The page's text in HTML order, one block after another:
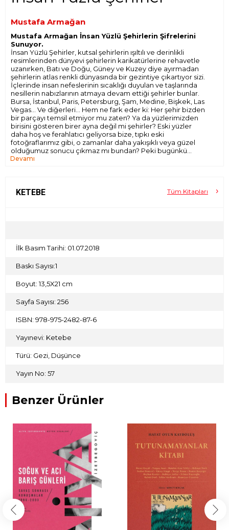
Mustafa Armağan
Mustafa Armağan İnsan Yüzlü Şehirlerin Şifrelerini
Sunuyor.
İnsan Yüzlü Şehirler, kutsal şehirlerin ışıltılı ve derinlikli
resimlerinden dünyevi şehirlerin karikatürlerine rehavetle
uzanırken, Batı ve Doğu, Güney ve Kuzey diye ayırmadan
şehirlerin atlas renkli dünyasında bir gezintiye çıkartıyor sizi.
İçlerinde insan nefeslerinin sıcaklığı duyulan ve taşlarında
nesillerin nabızlarının atmaya devam ettiği şehirler bunlar.
Bursa, İstanbul, Paris, Petersburg, Şam, Medine, Bişkek, Las
Vegas… Ve diğerleri… Hem ne fark eder ki: Her şehir bizden
bir parçayı temsil etmiyor mu zaten? Ya da yüzlerimizden
birisini gösteren birer ayna değil mi şehirler? Eski yüzler
daha hoş ve ferahlatıcı geliyorsa bize, tıpkı eski
fotoğraflarımız gibi, o zamanlar daha yakışıklı veya güzel
olduğumuz sonucu çıkmaz mı bundan? Peki bugünkü
resimlerimiz kimi temsil ediyor dersiniz? Bir başkasını mı?
şehirleri “unutma kültürü”nün pençelerine teslim olmaktan
Devamı
KETEBE Tüm Kitapları
İlk Basım Tarihi: 01.07.2018
Baskı Sayısı:1
Boyut: 13,5X21 cm
Sayfa Sayısı: 256
ISBN: 978-975-2482-87-6
Yayınevi: Ketebe
Türü: Gezi, Düşünce
Yayın No: 57
Benzer Ürünler